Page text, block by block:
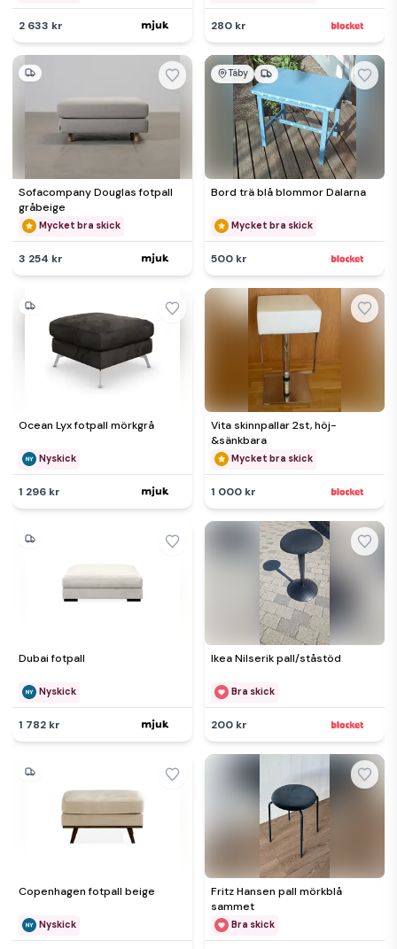
2 633 kr 280 kr
Sofacompany Douglas fotpall
gråbeige
Mycket bra skick
3 254 kr
Täby
Bord trä blå blommor Dalarna
Mycket bra skick
500 kr
Ocean Lyx fotpall mörkgrå
Nyskick
1 296 kr
Vita skinnpallar 2st, höj-
&sänkbara
Mycket bra skick
1 000 kr
Dubai fotpall
Nyskick
1 782 kr
Ikea Nilserik pall/ståstöd
Bra skick
200 kr
Copenhagen fotpall beige
Nyskick
Fritz Hansen pall mörkblå
sammet
Bra skick